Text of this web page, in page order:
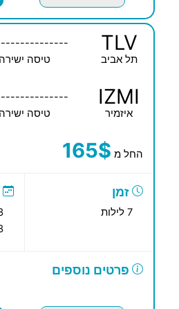
TLV
תל אביב
טיסה ישירה
IZMI
איזמיר
טיסה ישירה
החל מ 165$
זמן
7 לילות
פרטים נוספים